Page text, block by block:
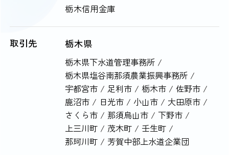
栃木信用金庫
取引先 栃木県
栃木県下水道管理事務所 /
栃木県塩谷南那須農業振興事務所 /
宇都宮市 / 足利市 / 栃木市 / 佐野市 /
鹿沼市 / 日光市 / 小山市 / 大田原市 /
さくら市 / 那須烏山市 / 下野市 /
上三川町 / 茂木町 / 壬生町 /
那珂川町 / 芳賀中部上水道企業団